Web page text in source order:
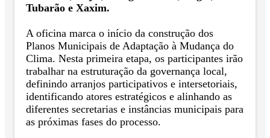
Tubarão e Xaxim.
A oficina marca o início da construção dos
Planos Municipais de Adaptação à Mudança do
Clima. Nesta primeira etapa, os participantes irão
trabalhar na estruturação da governança local,
definindo arranjos participativos e intersetoriais,
identificando atores estratégicos e alinhando as
diferentes secretarias e instâncias municipais para
as próximas fases do processo.